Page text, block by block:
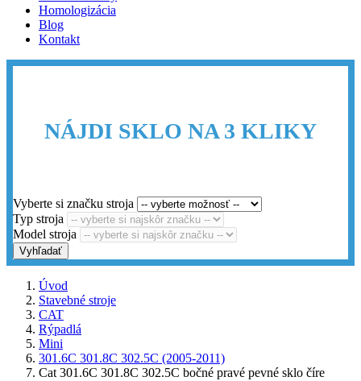
Homologizácia
Blog
Kontakt
NÁJDI SKLO NA 3 KLIKY
Vyberte si značku stroja
Typ stroja
Model stroja
Vyhľadať
Úvod
Stavebné stroje
CAT
Rýpadlá
Mini
301.6C 301.8C 302.5C (2005-2011)
Cat 301.6C 301.8C 302.5C bočné pravé pevné sklo číre